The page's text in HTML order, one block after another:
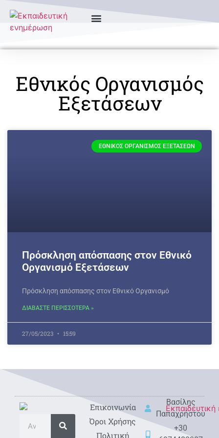
Εθνικός Οργανισμός
Εξετάσεων
ΕΘΝΙΚΌΣ ΟΡΓΑΝΙΣΜΌΣ ΕΞΕΤΆΣΕΩΝ
Πρόσκληση απόσπασης στον Εθνικό
Οργανισμό Εξετάσεων
Πρόσκληση απόσπασης στον Εθνικό Οργανισμό
ΔΙΑΒΑΣΤΕ ΠΕΡΙΣΣΟΤΕΡΑ »
27/05/2023 15:59
Eπικοινωνία
Όροι Χρήσης
Πολιτική
Βασίλης
Παπαχρήστου
+30